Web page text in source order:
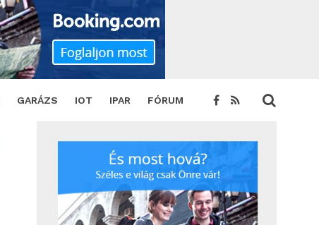
GARÁZS IOT IPAR FÓRUM